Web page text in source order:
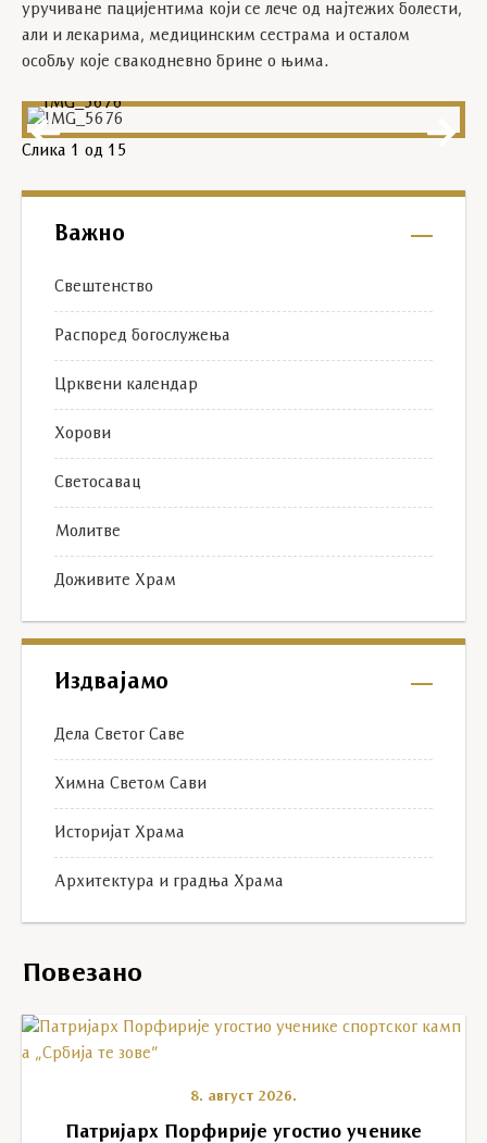
уручиване пацијентима који се лече од најтежих болести,
али и лекарима, медицинским сестрама и осталом
особљу које свакодневно брине о њима.
IMG_5676
Слика 1 од 15
Важно
Свештенство
Распоред богослужења
Црквени календар
Хорови
Светосавац
Молитве
Доживите Храм
Издвајамо
Дела Светог Саве
Химна Светом Сави
Историјат Храма
Архитектура и градња Храма
Повезано
8. август 2026.
Патријарх Порфирије угостио ученике